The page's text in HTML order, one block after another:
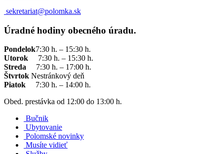
sekretariat@polomka.sk
Úradné hodiny obecného úradu.
Pondelok7:30 h. – 15:30 h.
Utorok 7:30 h. – 15:30 h.
Streda 7:30 h. – 17:00 h.
Štvrtok Nestránkový deň
Piatok
7:30 h. – 14:00 h.
Obed. prestávka od 12:00 do 13:00 h.
Bučnik
Ubytovanie
Polomské novinky
Musíte vidieť